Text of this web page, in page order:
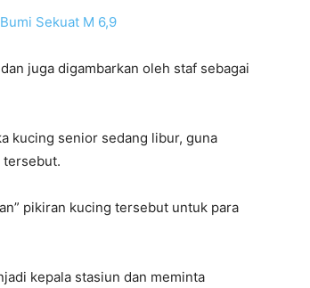
Sekuat M 6,9
juga digambarkan oleh staf sebagai
kucing senior sedang libur, guna
tersebut.
pikiran kucing tersebut untuk para
kepala stasiun dan meminta